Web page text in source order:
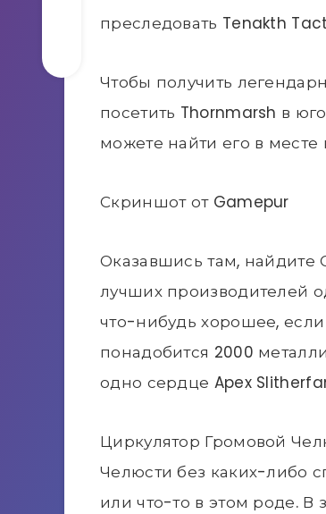
преследовать Tenakth
Чтобы получить
посетить Thornmarsh в
можете найти его в
Скриншот от Gamepur
Оказавшись там, найдите
лучших производителей
что-нибудь хорошее,
понадобится 2000
одно сердце Apex
Циркулятор Громовой
Челюсти без каких-либо
или что-то в этом роде. В